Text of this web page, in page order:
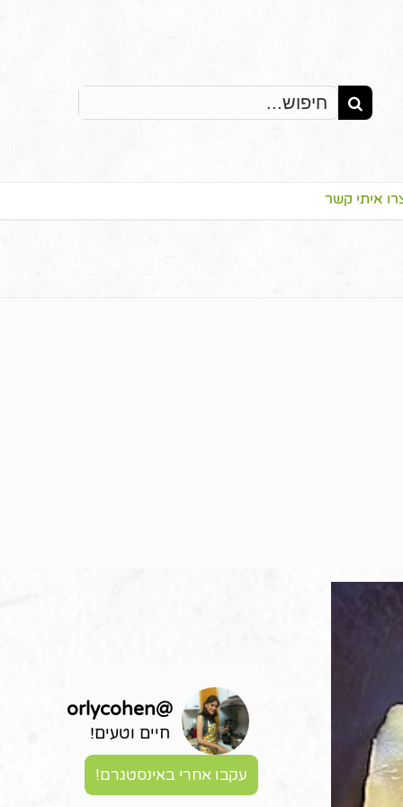
Search
for:
איתי קשר
@
orlycohen
חיים וטעים!
עקבו אחרי באינסטגרם!